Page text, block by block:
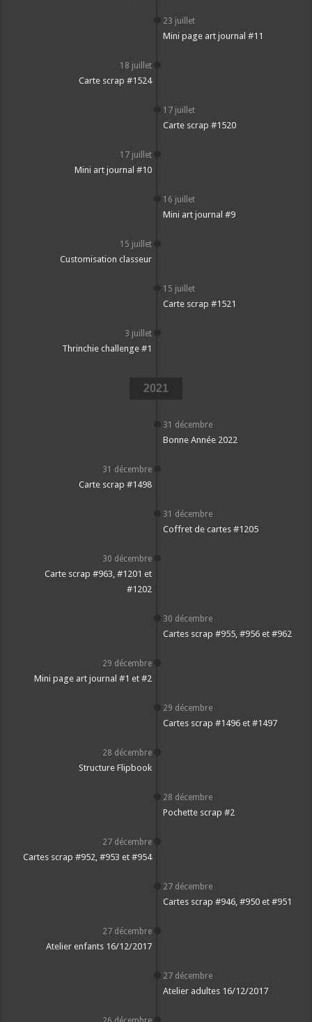
23 juillet
Mini page art journal #11
18 juillet
Carte scrap #1524
17 juillet
Carte scrap #1520
17 juillet
Mini art journal #10
16 juillet
Mini art journal #9
15 juillet
Customisation classeur
15 juillet
Carte scrap #1521
3 juillet
Thrinchie challenge #1
2021
31 décembre
Bonne Année 2022
31 décembre
Carte scrap #1498
31 décembre
Coffret de cartes #1205
30 décembre
Carte scrap #963, #1201 et
#1202
30 décembre
Cartes scrap #955, #956 et #962
29 décembre
Mini page art journal #1 et #2
29 décembre
Cartes scrap #1496 et #1497
28 décembre
Structure Flipbook
28 décembre
Pochette scrap #2
27 décembre
Cartes scrap #952, #953 et #954
27 décembre
Cartes scrap #946, #950 et #951
27 décembre
Atelier enfants 16/12/2017
27 décembre
Atelier adultes 16/12/2017